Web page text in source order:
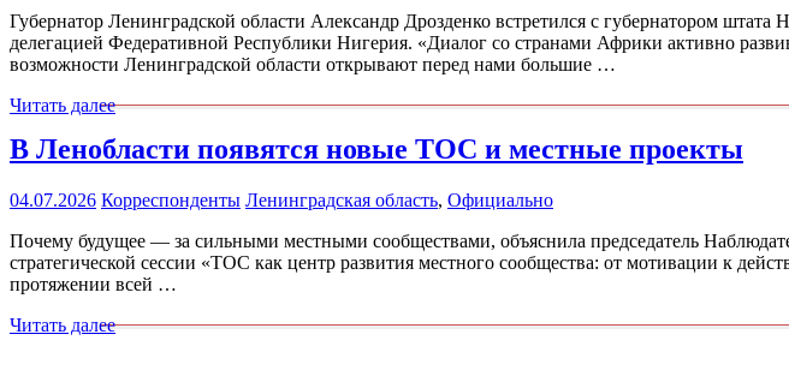
Губернатор Ленинградской области Александр Дрозденко встретился с губернатором
делегацией Федеративной Республики Нигерия. «Диалог со странами Африки активно
возможности Ленинградской области открывают перед нами большие …
Читать далее
В Ленобласти появятся новые ТОС и местные проекты
04.07.2026 Корреспонденты Ленинградская область, Официально
Почему будущее — за сильными местными сообществами, объяснила председатель
стратегической сессии «ТОС как центр развития местного сообщества: от мотивации к
протяжении всей …
Читать далее